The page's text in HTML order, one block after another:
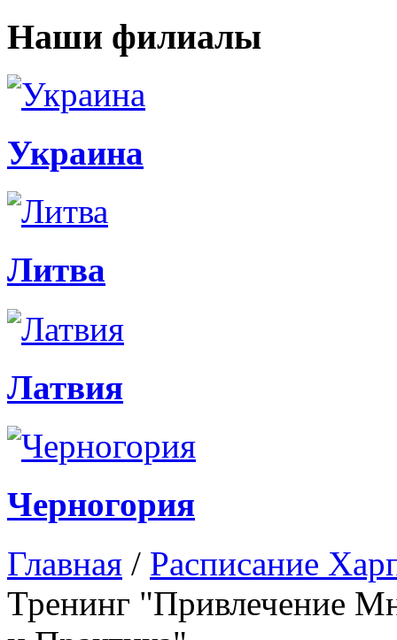
Наши филиалы
Украина
Литва
Латвия
Черногория
Главная / Расписание
Тренинг "Привлечение